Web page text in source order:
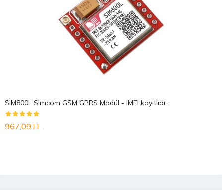
SiM800L Simcom GSM GPRS Modül - IMEI kayıtlıdı..
967,09TL